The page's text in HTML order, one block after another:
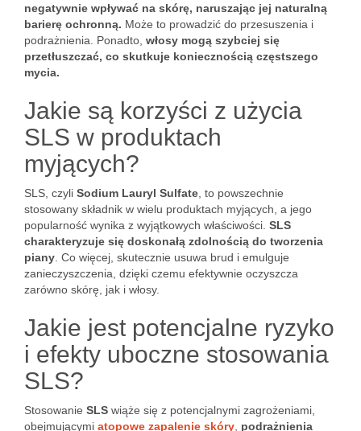
negatywnie wpływać na skórę, naruszając jej naturalną
barierę ochronną. Może to prowadzić do przesuszenia i
podrażnienia. Ponadto, włosy mogą szybciej się
przetłuszczać, co skutkuje koniecznością częstszego
mycia.
Jakie są korzyści z użycia
SLS w produktach
myjących?
SLS, czyli Sodium Lauryl Sulfate , to powszechnie
stosowany składnik w wielu produktach myjących, a jego
popularność wynika z wyjątkowych właściwości. SLS
charakteryzuje się doskonałą zdolnością do tworzenia
piany . Co więcej, skutecznie usuwa brud i emulguje
zanieczyszczenia, dzięki czemu efektywnie oczyszcza
zarówno skórę, jak i włosy.
Jakie jest potencjalne ryzyko
i efekty uboczne stosowania
SLS?
Stosowanie SLS wiąże się z potencjalnymi zagrożeniami,
obejmującymi atopowe zapalenie skóry podrażnienia